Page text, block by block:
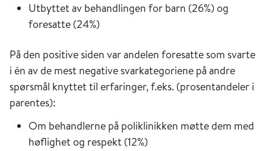
Utbyttet av behandlingen for barn (26%) og
foresatte (24%)
På den positive siden var andelen foresatte som svarte
i én av de mest negative svarkategoriene på andre
spørsmål knyttet til erfaringer, f.eks. (prosentandeler i
parentes):
Om behandlerne på poliklinikken møtte dem med
høflighet og respekt (12%)